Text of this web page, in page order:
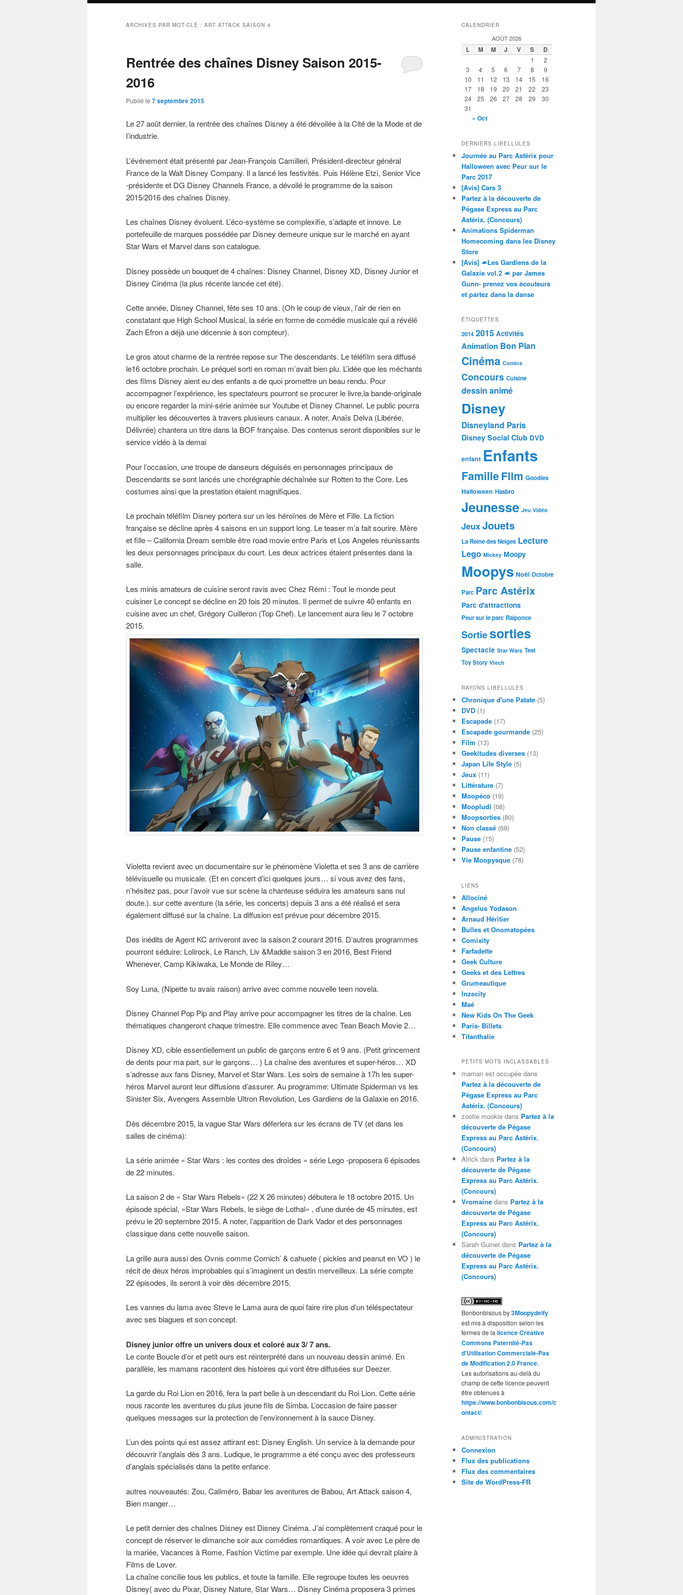
ARCHIVES PAR MOT-CLÉ : ART ATTACK SAISON 4
Rentrée des chaînes Disney Saison 2015-
2016
Publié le 7 septembre 2015
Le 27 août dernier, la rentrée des chaînes Disney a été dévoilée à la Cité de la Mode et de
l’industrie.
L’événement était présenté par Jean-François Camilleri, Président-directeur général
France de la Walt Disney Company. Il a lancé les festivités. Puis Hélène Etzi, Senior Vice
-présidente et DG Disney Channels France, a dévoilé le programme de la saison
2015/2016 des chaînes Disney.
Les chaînes Disney évoluent. L’éco-système se complexifie, s’adapte et innove. Le
portefeuille de marques possédée par Disney demeure unique sur le marché en ayant
Star Wars et Marvel dans son catalogue.
Disney possède un bouquet de 4 chaînes: Disney Channel, Disney XD, Disney Junior et
Disney Cinéma (la plus récente lancée cet été).
Cette année, Disney Channel, fête ses 10 ans. (Oh le coup de vieux, l’air de rien en
constatant que High School Musical, la série en forme de comédie musicale qui a révélé
Zach Efron a déjà une décennie à son compteur).
Le gros atout charme de la rentrée repose sur The descendants. Le téléfilm sera diffusé
le16 octobre prochain. Le préquel sorti en roman m’avait bien plu. L’idée que les méchants
des films Disney aient eu des enfants a de quoi promettre un beau rendu. Pour
accompagner l’expérience, les spectateurs pourront se procurer le livre,la bande-originale
ou encore regarder la mini-série animée sur Youtube et Disney Channel. Le public pourra
multiplier les découvertes à travers plusieurs canaux. A noter, Anaïs Delva (Libérée,
Délivrée) chantera un titre dans la BOF française. Des contenus seront disponibles sur le
service vidéo à la demai
Pour l’occasion, une troupe de danseurs déguisés en personnages principaux de
Descendants se sont lancés une chorégraphie déchaînée sur Rotten to the Core. Les
costumes ainsi que la prestation étaient magnifiques.
Le prochain téléfilm Disney portera sur un les héroïnes de Mère et Fille. La fiction
française se décline après 4 saisons en un support long. Le teaser m’a fait sourire. Mère
et fille – California Dream semble être road movie entre Paris et Los Angeles réunissants
les deux personnages principaux du court. Les deux actrices étaient présentes dans la
salle.
Les minis amateurs de cuisine seront ravis avec Chez Rémi : Tout le monde peut
cuisiner Le concept se décline en 20 fois 20 minutes. Il permet de suivre 40 enfants en
cuisine avec un chef, Grégory Cuilleron (Top Chef). Le lancement aura lieu le 7 octobre
2015.
Violetta revient avec un documentaire sur le phénomène Violetta et ses 3 ans de carrière
télévisuelle ou musicale. (Et en concert d’ici quelques jours… si vous avez des fans,
n’hésitez pas, pour l’avoir vue sur scène la chanteuse séduira les amateurs sans nul
doute.). sur cette aventure (la série, les concerts) depuis 3 ans a été réalisé et sera
également diffusé sur la chaîne. La diffusion est prévue pour décembre 2015.
Des inédits de Agent KC arriveront avec la saison 2 courant 2016. D’autres programmes
pourront séduire: Lolirock, Le Ranch, Liv &Maddie saison 3 en 2016, Best Friend
Whenever, Camp Kikiwaka, Le Monde de Riley…
Soy Luna, (Nipette tu avais raison) arrive avec comme nouvelle teen novela.
Disney Channel Pop Pip and Play arrive pour accompagner les titres de la chaîne. Les
thématiques changeront chaque trimestre. Elle commence avec Tean Beach Movie 2…
Disney XD, cible essentiellement un public de garçons entre 6 et 9 ans. (Petit grincement
de dents pour ma part, sur le garçons… ) La chaîne des aventures et super-héros… XD
s’adresse aux fans Disney, Marvel et Star Wars. Les soirs de semaine à 17h les super-
héros Marvel auront leur diffusions d’assurer. Au programme: Ultimate Spiderman vs les
Sinister Six, Avengers Assemble Ultron Revolution, Les Gardiens de la Galaxie en 2016.
Dès décembre 2015, la vague Star Wars déferlera sur les écrans de TV (et dans les
salles de cinéma):
La série animée « Star Wars : les contes des droïdes » série Lego -proposera 6 épisodes
de 22 minutes.
La saison 2 de « Star Wars Rebels« (22 X 26 minutes) débutera le 18 octobre 2015. Un
épisode spécial, »Star Wars Rebels, le siège de Lothal« , d’une durée de 45 minutes, est
prévu le 20 septembre 2015. A noter, l’apparition de Dark Vador et des personnages
classique dans cette nouvelle saison.
La grille aura aussi des Ovnis comme Cornich’ & cahuete ( pickles and peanut en VO ) le
récit de deux héros improbables qui s’imaginent un destin merveilleux. La série compte
22 épisodes, ils seront à voir dès décembre 2015.
Les vannes du lama avec Steve le Lama aura de quoi faire rire plus d’un téléspectateur
avec ses blagues et son concept.
Disney junior offre un univers doux et coloré aux 3/ 7 ans.
Le conte Boucle d’or et petit ours est réinterprété dans un nouveau dessin animé. En
parallèle, les mamans racontent des histoires qui vont être diffusées sur Deezer.
La garde du Roi Lion en 2016, fera la part belle à un descendant du Roi Lion. Cette série
nous raconte les aventures du plus jeune fils de Simba. L’occasion de faire passer
quelques messages sur la protection de l’environnement à la sauce Disney.
L’un des points qui est assez attirant est: Disney English. Un service à la demande pour
découvrir l’anglais dès 3 ans. Ludique, le programme a été conçu avec des professeurs
d’anglais spécialisés dans la petite enfance.
autres nouveautés: Zou, Caliméro, Babar les aventures de Babou, Art Attack saison 4,
Bien manger…
Le petit dernier des chaînes Disney est Disney Cinéma. J’ai complètement craqué pour le
concept de réserver le dimanche soir aux comédies romantiques. A voir avec Le père de
la mariée, Vacances à Rome, Fashion Victime par exemple. Une idée qui devrait plaire à
Films de Lover.
La chaîne concilie tous les publics, et toute la famille. Elle regroupe toutes les oeuvres
Disney( avec du Pixar, Disney Nature, Star Wars… Disney Cinéma proposera 3 primes
CALENDRIER
AOÛT 2026
L M M J V S D
1
2
3
4 5 6 7 8
9
10
11 12 13 14 15
16
17
18 19 20 21 22
23
24
25 26 27 28 29
30
31
« Oct
DERNIERS LIBELLULES
Journée au Parc Astérix pour
Halloween avec Peur sur le
Parc 2017
[Avis] Cars 3
Partez à la découverte de
Pégase Express au Parc
Astérix. (Concours)
Animations Spiderman
Homecoming dans les Disney
Store
[Avis] ☙Les Gardiens de la
Galaxie vol.2 ☙ par James
Gunn- prenez vos écouteurs
et partez dans la danse
ÉTIQUETTES
2014 2015 Activités
Animation Bon Plan
Cinéma Comics
Concours Cuisine
dessin animé
Disney
Disneyland Paris
Disney Social Club DVD
enfant Enfants
FamilleFilm Goodies
Halloween Hasbro
Jeunesse Jeu Vidéo
JeuxJouets
La Reine des Neiges Lecture
Lego Mickey Moopy
Moopys Noël Octobre
Parc Parc Astérix
Parc d'attractions
Peur sur le parc Raiponce
Sortiesorties
Spectacle Star Wars Test
Toy Story Vtech
RAYONS LIBELLULES
Chronique d'une Patate (5)
DVD (1)
Escapade (17)
Escapade gourmande (25)
Film (13)
Geekitudes diverses (13)
Japan Life Style (5)
Jeux (11)
Littérature (7)
Moopéco (19)
Moopludi (68)
Moopsorties (80)
Non classé (69)
Pause (15)
Pause enfantine (52)
Vie Moopysque (78)
LIENS
Allociné
Angelus Yodason
Arnaud Héritier
Bulles et Onomatopées
Comixity
Farfadette
Geek Culture
Geeks et des Lettres
Grumeautique
Inzecity
Maé
New Kids On The Geek
Paris- Billets
Titanthalie
PETITS MOTS INCLASSABLES
maman est occupée dans
Partez à la découverte de
Pégase Express au Parc
Astérix. (Concours)
zootie mookie dans Partez à la
découverte de Pégase
Express au Parc Astérix.
(Concours)
Alrick dans Partez à la
découverte de Pégase
Express au Parc Astérix.
(Concours)
Vromaine dans Partez à la
découverte de Pégase
Express au Parc Astérix.
(Concours)
Sarah Guinet dans Partez à la
découverte de Pégase
Express au Parc Astérix.
(Concours)
Bonbonbisousby3Moopydelfy
est mis à disposition selon les
termes de la licence Creative
Commons Paternité-Pas
d'Utilisation Commerciale-Pas
de Modification 2.0 France.
Les autorisations au-delà du
champ de cette licence peuvent
être obtenues à
https://www.bonbonbisous.com/c
ontact/.
ADMINISTRATION
Connexion
Flux des publications
Flux des commentaires
Site de WordPress-FR